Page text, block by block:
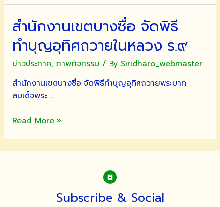
กทม.
และ
ผู้
บริหาร
เยี่ยม
วัด
สำนักงานเขตบางซื่อ จัดพิธี
ทำบุญอุทิศถวายในหลวง ร.๙
ข่าวประกาศ, ภาพกิจกรรม / By Siridharo_webmaster
สำนักงานเขตบางซื่อ จัดพิธีทำบุญอุทิศถวายพระบาท
สมเด็จพระ …
สำนักงาน
Read More »
Subscribe & Social